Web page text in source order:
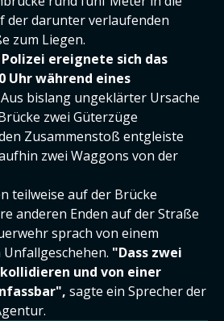
der darunter verlaufenden
zum Liegen.
ereignete sich das
Uhr während eines
Aus bislang ungeklärter Ursache
zwei Güterzüge
Zusammenstoß entgleiste
zwei Waggons von der
teilweise auf der Brücke
anderen Enden auf der Straße
sprach von einem
"Dass zwei
und von einer
sagte ein Sprecher der